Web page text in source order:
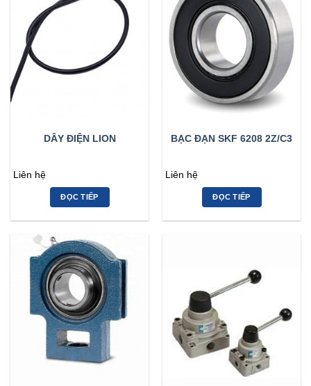
DÂY ĐIỆN LION
Liên hệ
ĐỌC TIẾP
BẠC ĐẠN SKF 6208 2Z/C3
Liên hệ
ĐỌC TIẾP